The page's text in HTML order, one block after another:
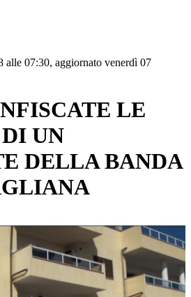
alle 07:30, aggiornato venerdì 07
LE
UN
DELLA BANDA